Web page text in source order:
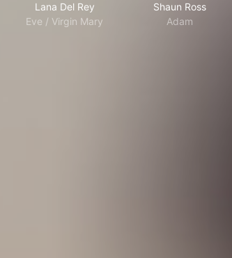
Lana Del Rey
Eve / Virgin Mary
Shaun Ross
Adam